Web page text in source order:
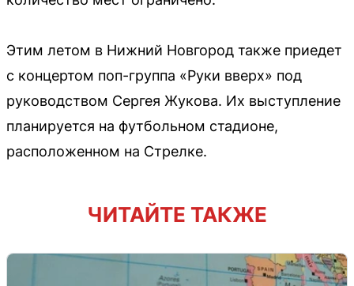
Этим летом в Нижний Новгород также приедет
с концертом поп-группа «Руки вверх» под
руководством Сергея Жукова. Их выступление
планируется на футбольном стадионе,
расположенном на Стрелке.
ЧИТАЙТЕ ТАКЖЕ